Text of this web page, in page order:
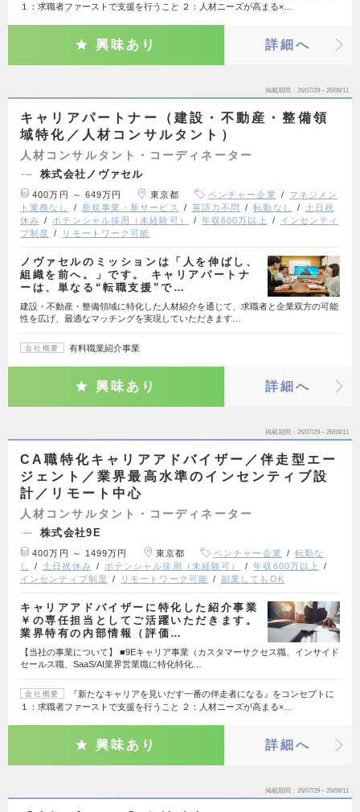
１：求職者ファーストで支援を行うこと ２：人材ニーズが高まる×…
興味あり 詳細へ
掲載期間 26/07/29～26/08/11
キャリアパートナー（建設・不動産・整備領
域特化／人材コンサルタント）
人材コンサルタント・コーディネーター
株式会社ノヴァセル
400万円 ～ 649万円 東京都 ベンチャー企業
マネジメン
ト業務なし
新規事業・新サービス 英語力不問 転勤なし
土日祝
休み
ポテンシャル採用（未経験可） 年収600万以上
インセンティ
ブ制度
リモートワーク可能
ノヴァセルのミッションは「人を伸ばし、
組織を前へ。」です。 キャリアパートナ
ーは、単なる“転職支援”で…
建設・不動産・整備領域に特化した人材紹介を通じて、求職者と企業双方の可能
性を広げ、最適なマッチングを実現していただきます…
会社概要 有料職業紹介事業
興味あり 詳細へ
掲載期間 26/07/29～26/08/11
CA職特化キャリアアドバイザー／伴走型エー
ジェント／業界最高水準のインセンティブ設
計／リモート中心
人材コンサルタント・コーディネーター
株式会社9E
400万円 ～ 1499万円 東京都 ベンチャー企業
転勤な
し
土日祝休み ポテンシャル採用（未経験可）
年収600万以上
インセンティブ制度
リモートワーク可能 副業してもOK
キャリアアドバイザーに特化した紹介事業
￥の専任担当としてご活躍いただきます。
業界特有の内部情報（評価…
【当社の事業について】 ■9Eキャリア事業（カスタマーサクセス職、インサイド
セールス職、SaaS/AI業界営業職に特化特化…
会社概要
『新たなキャリアを見いだす一番の伴走者になる』をコンセプトに
１：求職者ファーストで支援を行うこと ２：人材ニーズが高まる×…
興味あり 詳細へ
掲載期間 26/07/29～26/08/11